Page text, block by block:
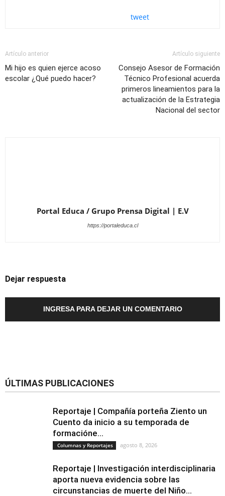
tweet
Artículo anterior
Mi hijo es quien ejerce acoso
escolar ¿Qué puedo hacer?
Artículo siguiente
Consejo Asesor de Formación
Técnico Profesional acuerda
primeros lineamientos para la
actualización de la Estrategia
Nacional del sector
Portal Educa / Grupo Prensa Digital | E.V
https://portaleduca.cl
Dejar respuesta
INGRESA PARA DEJAR UN COMENTARIO
ÚLTIMAS PUBLICACIONES
Reportaje | Compañía porteña Ziento un
Cuento da inicio a su temporada de
formacióne...
Columnas y Reportajes agosto 8, 2026
Reportaje | Investigación interdisciplinaria
aporta nueva evidencia sobre las
circunstancias de muerte del Niño...